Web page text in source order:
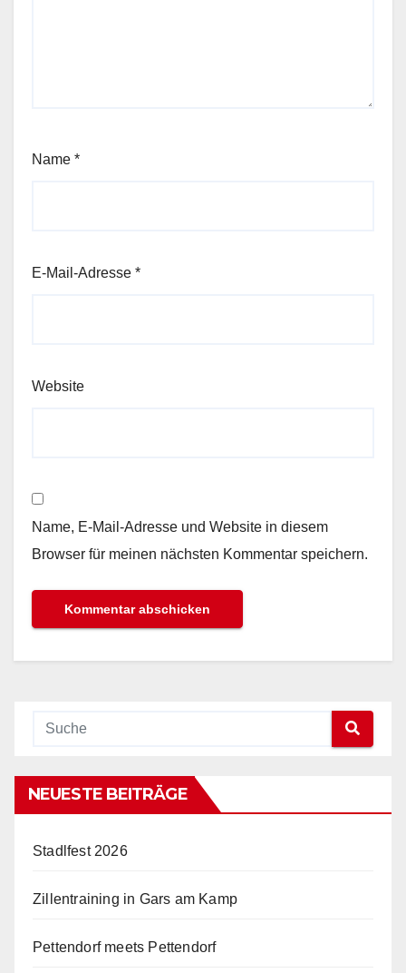
Name *
E-Mail-Adresse *
Website
Name, E-Mail-Adresse und Website in diesem
Browser für meinen nächsten Kommentar speichern.
NEUESTE BEITRÄGE
Stadlfest 2026
Zillentraining in Gars am Kamp
Pettendorf meets Pettendorf